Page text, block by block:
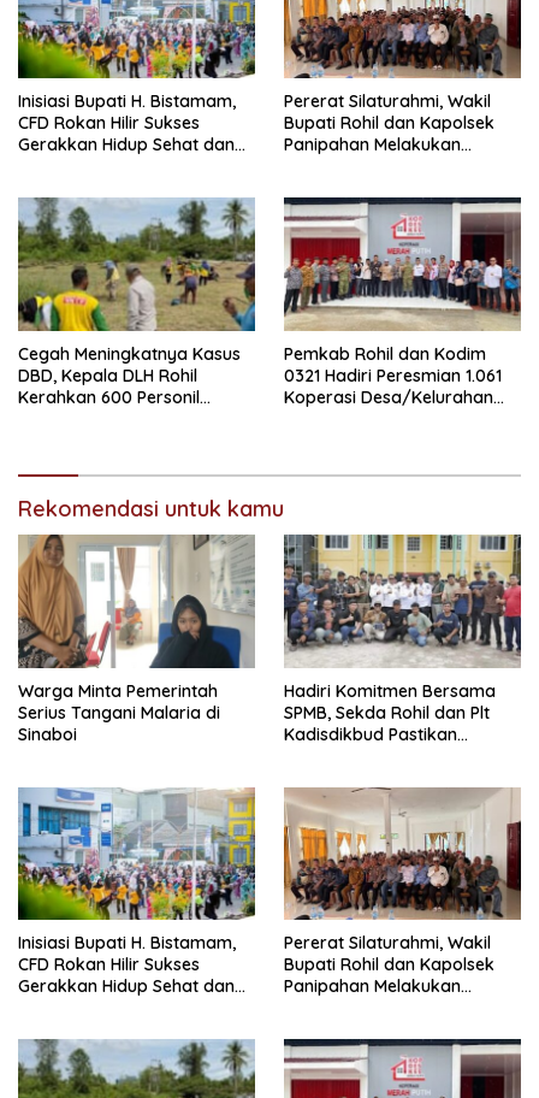
Inisiasi Bupati H. Bistamam,
CFD Rokan Hilir Sukses
Gerakkan Hidup Sehat dan
Pererat Silaturahmi, Wakil
Bupati Rohil dan Kapolsek
Panipahan Melakukan
Palika
Cegah Meningkatnya Kasus
DBD, Kepala DLH Rohil
Kerahkan 600 Personil
Pemkab Rohil dan Kodim
0321 Hadiri Peresmian 1.061
Koperasi Desa/Kelurahan
Rekomendasi untuk kamu
Warga Minta Pemerintah
Serius Tangani Malaria di
Sinaboi
Hadiri Komitmen Bersama
SPMB, Sekda Rohil dan Plt
Kadisdikbud Pastikan
Inisiasi Bupati H. Bistamam,
CFD Rokan Hilir Sukses
Gerakkan Hidup Sehat dan
Pererat Silaturahmi, Wakil
Bupati Rohil dan Kapolsek
Panipahan Melakukan
Palika